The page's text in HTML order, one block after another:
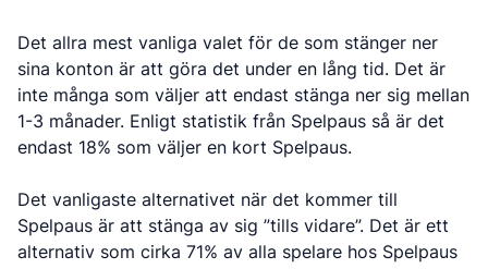
Det allra mest vanliga valet för de som stänger ner
sina konton är att göra det under en lång tid. Det är
inte många som väljer att endast stänga ner sig mellan
1-3 månader. Enligt statistik från Spelpaus så är det
endast 18% som väljer en kort Spelpaus.
Det vanligaste alternativet när det kommer till
Spelpaus är att stänga av sig ”tills vidare”. Det är ett
alternativ som cirka 71% av alla spelare hos Spelpaus